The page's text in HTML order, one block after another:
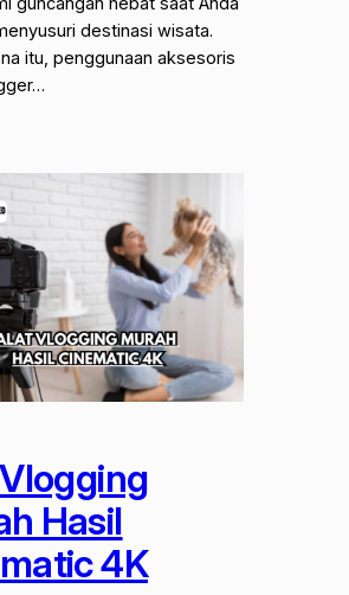
destinasi wisata.
itu, penggunaan aksesoris
Hasil
4K